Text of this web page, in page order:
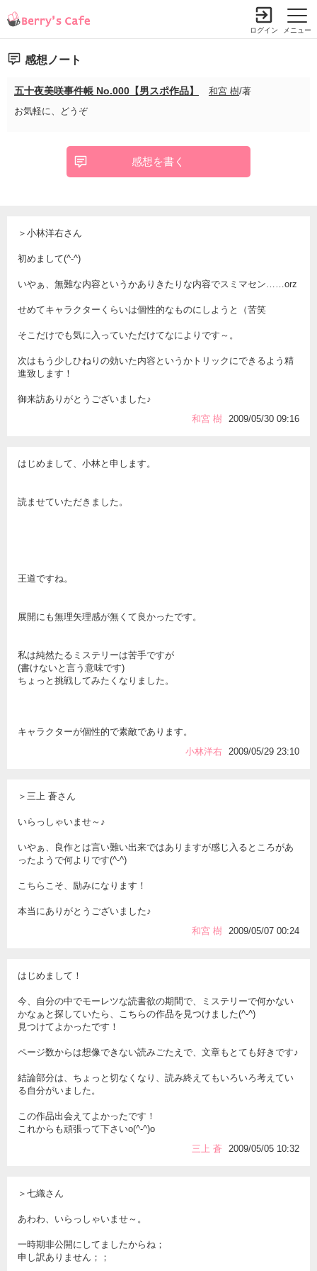
メニュー
ログイン
感想ノート
五十夜美咲事件帳 No.000【男スポ作品】 和宮 樹/著
お気軽に、どうぞ
感想を書く
＞小林洋右さん
初めまして(^-^)
いやぁ、無難な内容というかありきたりな内容でスミマセン……orz
せめてキャラクターくらいは個性的なものにしようと（苦笑
そこだけでも気に入っていただけてなによりです～。
次はもう少しひねりの効いた内容というかトリックにできるよう精
進致します！
御来訪ありがとうございました♪
和宮 樹
2009/05/30 09:16
はじめまして、小林と申します。
読ませていただきました。
王道ですね。
展開にも無理矢理感が無くて良かったです。
私は純然たるミステリーは苦手ですが
(書けないと言う意味です)
ちょっと挑戦してみたくなりました。
キャラクターが個性的で素敵であります。
小林洋右
2009/05/29 23:10
＞三上 蒼さん
いらっしゃいませ～♪
いやぁ、良作とは言い難い出来ではありますが感じ入るところがあ
ったようで何よりです(^-^)
こちらこそ、励みになります！
本当にありがとうございました♪
和宮 樹
2009/05/07 00:24
はじめまして！
今、自分の中でモーレツな読書欲の期間で、ミステリーで何かない
かなぁと探していたら、こちらの作品を見つけました(^-^)
見つけてよかったです！
ページ数からは想像できない読みごたえで、文章もとても好きです♪
結論部分は、ちょっと切なくなり、読み終えてもいろいろ考えてい
る自分がいました。
この作品出会えてよかったです！
これからも頑張って下さいo(^-^)o
三上 蒼
2009/05/05 10:32
＞七織さん
あわわ、いらっしゃいませ～。
一時期非公開にしてましたからね；
申し訳ありません；；